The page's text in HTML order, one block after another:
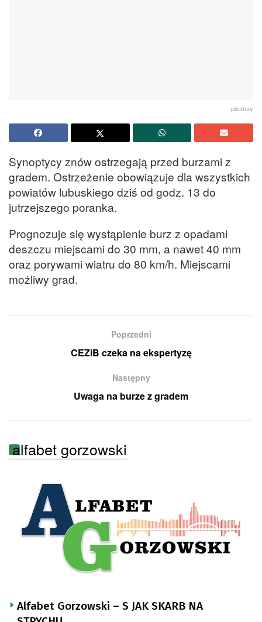
pixabay
Synoptycy znów ostrzegają przed burzami z
gradem. Ostrzeżenie obowiązuje dla wszystkich
powiatów lubuskiego dziś od godz. 13 do
jutrzejszego poranka.
Prognozuje się wystąpienie burz z opadami
deszczu miejscami do 30 mm, a nawet 40 mm
oraz porywami wiatru do 80 km/h. Miejscami
możliwy grad.
Poprzedni
CEZiB czeka na ekspertyzę
Następny
Uwaga na burze z gradem
alfabet gorzowski
Alfabet Gorzowski – S JAK SKARB NA